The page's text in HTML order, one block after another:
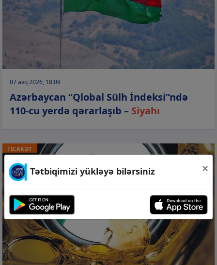
07 avq 2026, 18:09
Azərbaycan “Qlobal Sülh İndeksi”ndə
110-cu yerdə qərarlaşıb – Siyahı
TİCARƏT
Tətbiqimizi yükləyə bilərsiniz ×